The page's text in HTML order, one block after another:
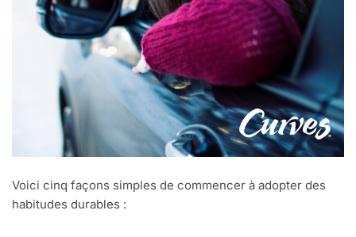
Voici cinq façons simples de commencer à adopter des
habitudes durables :